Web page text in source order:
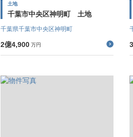
土地
千葉市中央区神明町 土地
千葉県千葉市中央区神明町
2億4,900 万円